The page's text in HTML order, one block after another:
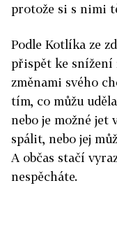
protože si s nimi
Podle Kotlíka ze
přispět ke snížení
změnami svého
tím, co můžu
nebo je možné jet
spálit, nebo jej
A občas stačí
nespěcháte.